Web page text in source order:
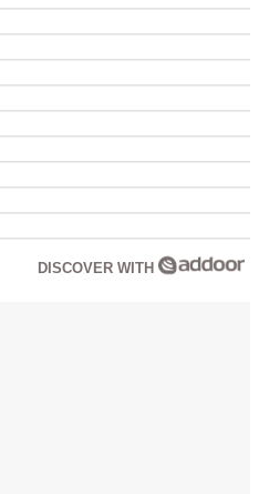
DISCOVER WITH